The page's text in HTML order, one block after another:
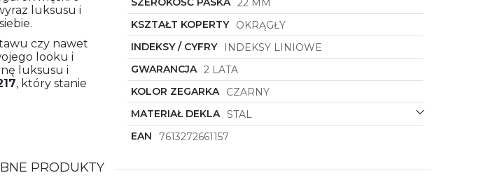
luksusu i
czy nawet
looku i
luksusu i
, który stanie
KSZTAŁT KOPERTY
OKRĄGŁY
INDEKSY / CYFRY
INDEKSY LINIOWE
GWARANCJA 2 LATA
KOLOR ZEGARKA
CZARNY
MATERIAŁ DEKLA STAL
EAN
7613272661157
PRODUKTY